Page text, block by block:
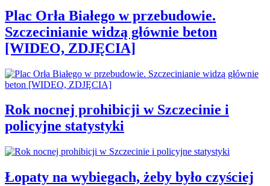
Plac Orła Białego w przebudowie.
Szczecinianie widzą głównie beton
[WIDEO, ZDJĘCIA]
Rok nocnej prohibicji w Szczecinie i
policyjne statystyki
Łopaty na wybiegach, żeby było czyściej